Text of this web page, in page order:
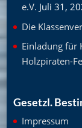
e.V. Juli 31,
Die
Einladung für
Holzpiraten-
Gesetzl.
Impressum